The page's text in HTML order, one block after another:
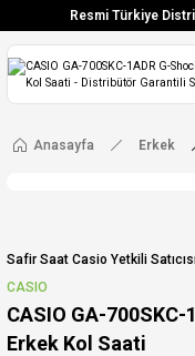
Resmi Türkiye
Aynı
Anasayfa Erkek
Safir Saat Casio Yetkili
CASIO
CASIO GA-
Erkek Kol Saati